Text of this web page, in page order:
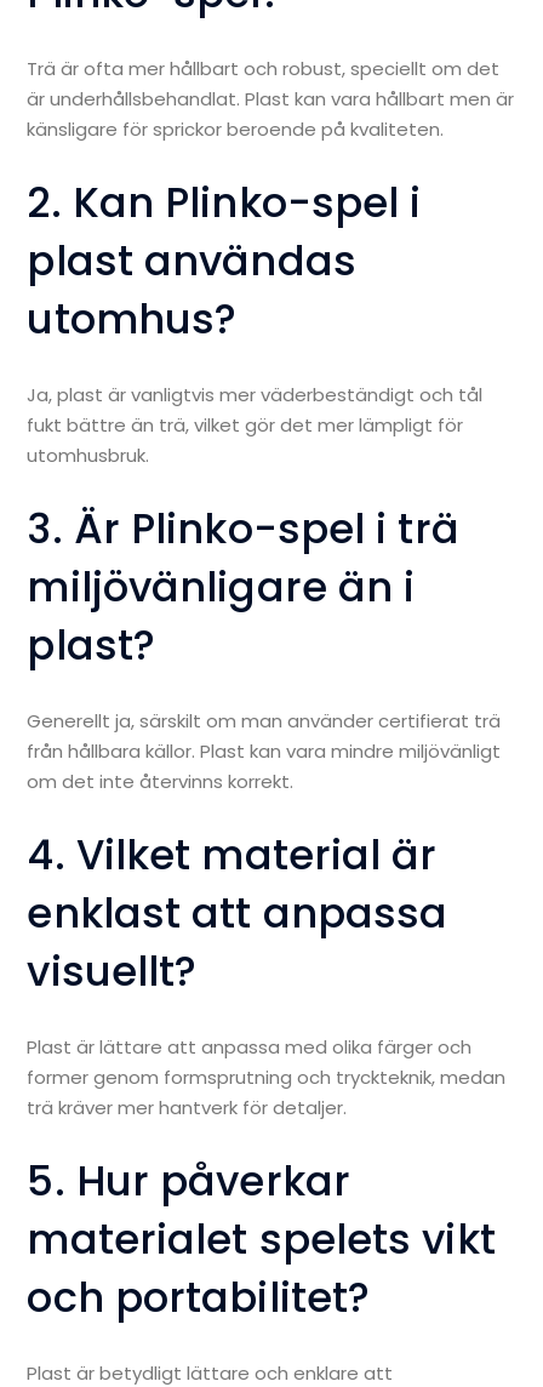
Trä är ofta mer hållbart och robust, speciellt om det
är underhållsbehandlat. Plast kan vara hållbart men är
känsligare för sprickor beroende på kvaliteten.
2. Kan Plinko-spel i
plast användas
utomhus?
Ja, plast är vanligtvis mer väderbeständigt och tål
fukt bättre än trä, vilket gör det mer lämpligt för
utomhusbruk.
3. Är Plinko-spel i trä
miljövänligare än i
plast?
Generellt ja, särskilt om man använder certifierat trä
från hållbara källor. Plast kan vara mindre miljövänligt
om det inte återvinns korrekt.
4. Vilket material är
enklast att anpassa
visuellt?
Plast är lättare att anpassa med olika färger och
former genom formsprutning och tryckteknik, medan
trä kräver mer hantverk för detaljer.
5. Hur påverkar
materialet spelets vikt
och portabilitet?
Plast är betydligt lättare och enklare att